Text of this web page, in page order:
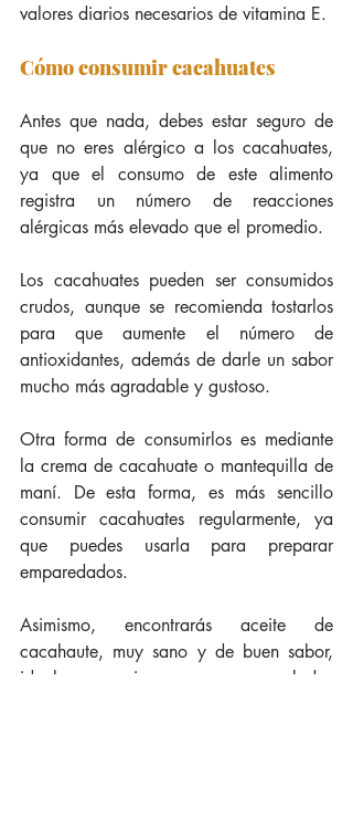
valores diarios necesarios de vitamina E.
Cómo consumir cacahuates
Antes que nada, debes estar seguro de
que no eres alérgico a los cacahuates,
ya que el consumo de este alimento
registra un número de reacciones
alérgicas más elevado que el promedio.
Los cacahuates pueden ser consumidos
crudos, aunque se recomienda tostarlos
para que aumente el número de
antioxidantes, además de darle un sabor
mucho más agradable y gustoso.
Otra forma de consumirlos es mediante
la crema de cacahuate o mantequilla de
maní. De esta forma, es más sencillo
consumir cacahuates regularmente, ya
que puedes usarla para preparar
emparedados.
Asimismo, encontrarás aceite de
cacahaute, muy sano y de buen sabor,
ideal para cocinar o preparar ensaladas